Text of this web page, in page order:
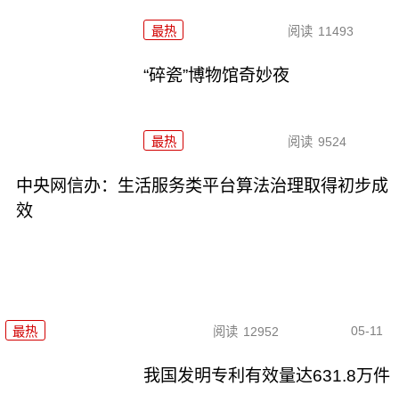
最热 阅读 11493
“碎瓷”博物馆奇妙夜
最热 阅读 9524
中央网信办：生活服务类平台算法治理取得初步成
效
最热 阅读 12952 05-11
我国发明专利有效量达631.8万件